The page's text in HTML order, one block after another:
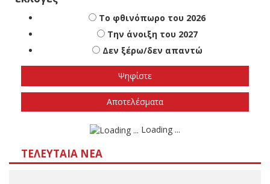
Πότε πιστεύετε ότι θα γίνουν οι εθνικές
εκλογές
Το φθινόπωρο του 2026
Την άνοιξη του 2027
Δεν ξέρω/δεν απαντώ